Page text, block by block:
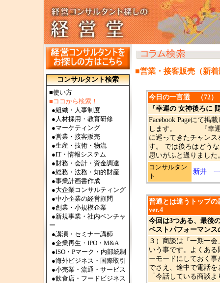
コンサルタント検索
■使い方
■ココから検索！
●組織・人事制度
● 人材採用・教育研修
●マーケティング
●営業・接客販売
●生産・技術・物流
●IT・情報システム
●財務・会計・資金調達
●総務・法務・知的財産
●事業計画書作成
●大企業コンサルティング
●中小企業の経営顧問
●創業・小規模企業
●新規事業・社内ベンチャ
ー
●講演・セミナー講師
●企業再生・IPO・M&A
●ISO・Pマーク・内部統制
●海外ビジネス・国際取引
●小売業・流通・サービス
●飲食店・フードビジネス
■営業・接客販売（新
今日の一言選 （72）
『幸運の 女神後ろに
Facebook Pageにて掲
します。 『幸運の
に巡ってきたチャン
す。 では後ろはどう
思いがふと過りまし
コンサルタン
ト
新井
普通とは違うトップの
ver.4
今回は3つある、最後
ベストパフォーマン
３）商談は「一期一
いう事です。よくあ
ーモードにしておく
でさえ、途中で電話
「今話している商談